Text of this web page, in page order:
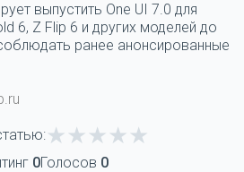
выпустить One UI 7.0 для
6, Z Flip 6 и других моделей до
ранее анонсированные
0Голосов 0